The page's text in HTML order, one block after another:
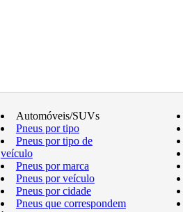
Automóveis/SUVs
Pneus por tipo
Pneus por tipo de
veículo
Pneus por marca
Pneus por veículo
Pneus por cidade
Pneus que correspondem